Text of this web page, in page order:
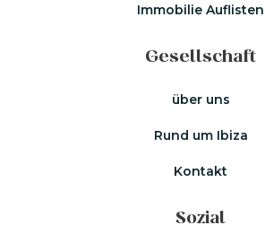
Immobilie Auflisten
Gesellschaft
über uns
Rund um Ibiza
Kontakt
Sozial